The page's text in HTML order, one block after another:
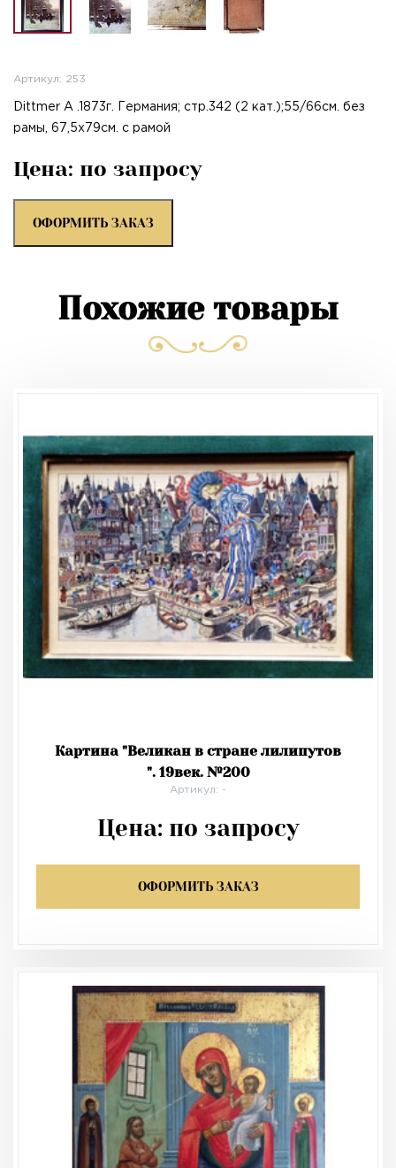
Артикул: 253
Dittmer A .1873г. Германия; стр.342 (2 кат.);55/66см. без
рамы, 67,5х79см. с рамой
Цена: по запросу
ОФОРМИТЬ ЗАКАЗ
Похожие товары
Картина "Великан в стране лилипутов
". 19век. №200
Артикул: -
Цена: по запросу
ОФОРМИТЬ ЗАКАЗ